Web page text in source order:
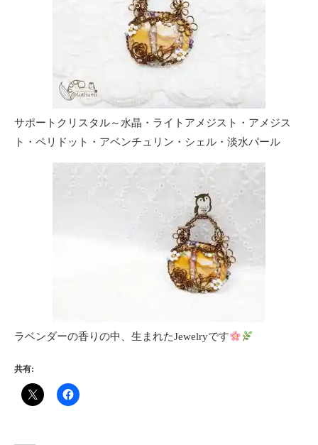
サポートクリスタル～水晶・ライトアメジスト・アメジス
ト・ペリドット・アベンチュリン・シェル・淡水パール
ラベンダーの香りの中、生まれたJewelryです
共有: